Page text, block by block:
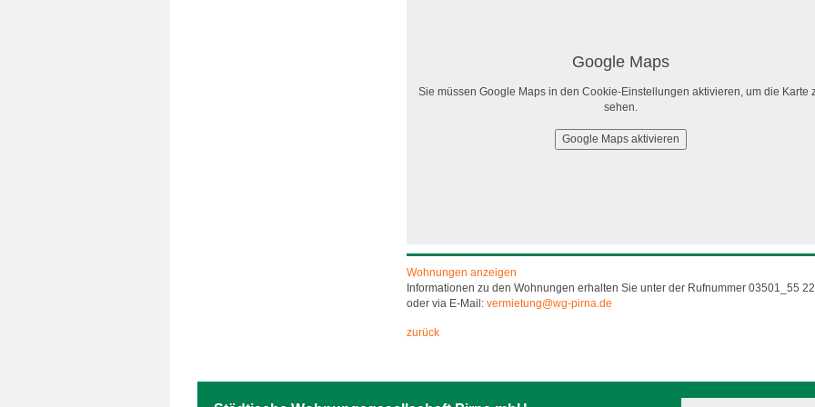
Google Maps
Sie müssen Google Maps in den Cookie-Einstellungen aktivieren, um die Karte
sehen.
Google Maps aktivieren
Wohnungen anzeigen
Informationen zu den Wohnungen erhalten Sie unter der Rufnummer 03501_55
oder via E-Mail: vermietung@wg-pirna.de
zurück